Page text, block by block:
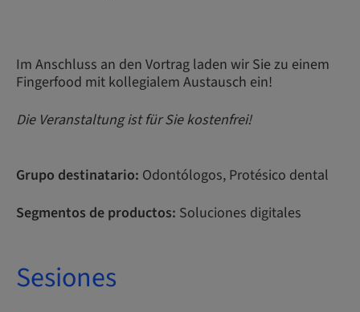
Im Anschluss an den Vortrag laden wir Sie zu einem
Fingerfood mit kollegialem Austausch ein!
Die Veranstaltung ist für Sie kostenfrei!
Grupo destinatario: Odontólogos, Protésico dental
Segmentos de productos: Soluciones digitales
Sesiones